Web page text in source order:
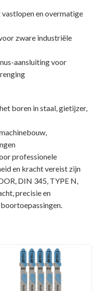
en overmatige
zware industriële
aansluiting voor
boren in staal, gietijzer,
professionele
en kracht vereist zijn
DIN 345, TYPE N,
precisie en